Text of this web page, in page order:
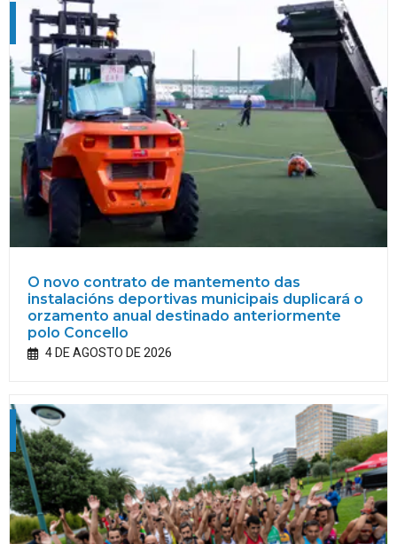
O novo contrato de mantemento das
instalacións deportivas municipais duplicará o
orzamento anual destinado anteriormente
polo Concello
4 DE AGOSTO DE 2026